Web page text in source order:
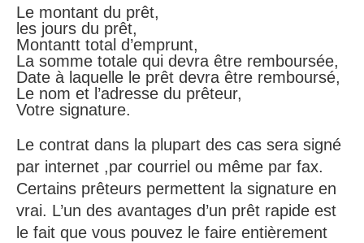
Le montant du prêt,
les jours du prêt,
Montantt total d’emprunt,
La somme totale qui devra être remboursée,
Date à laquelle le prêt devra être remboursé,
Le nom et l’adresse du prêteur,
Votre signature.
Le contrat dans la plupart des cas sera signé
par internet ,par courriel ou même par fax.
Certains prêteurs permettent la signature en
vrai. L’un des avantages d’un prêt rapide est
le fait que vous pouvez le faire entièrement